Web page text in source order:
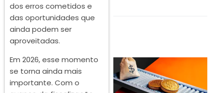
dos erros cometidos e
das oportunidades que
ainda podem ser
aproveitadas.
Em 2026, esse momento
se torna ainda mais
importante. Com o